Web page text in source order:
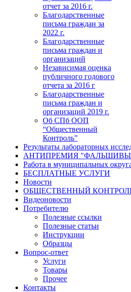
отчет за 2016 г.
Благодарственные
письма граждан за
2022 г.
Благодарственные
письма граждан и
организаций
Независимая оценка
публичного годового
отчета за 2016 г
Благодарственные
письма граждан и
организаций 2019 г.
Об СПб ООП
“Общественный
Контроль”
Результаты лабораторных
АНТИПРЕМИЯ
Работа в муниципальных
БЕСПЛАТНЫЕ УСЛУГИ
Новости
ОБЩЕСТВЕННЫЙ
Видеоновости
Потребителю
Полезные ссылки
Полезные статьи
Инструкции
Образцы
Вопрос-ответ
Услуги
Товары
Прочее
Контакты